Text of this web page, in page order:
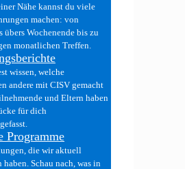
Nähe kannst du viele
machen: von
übers Wochenende bis zu
monatlichen Treffen.
wissen, welche
andere mit CISV gemacht
und Eltern haben
für dich
Programme
die wir aktuell
haben. Schau nach, was in